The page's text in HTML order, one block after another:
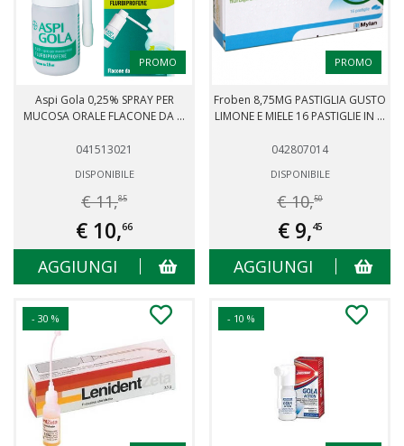
PROMO
Aspi Gola 0,25% SPRAY PER
MUCOSA ORALE FLACONE DA ...
041513021
DISPONIBILE
€ 11,85
€ 10,66
AGGIUNGI
PROMO
Froben 8,75MG PASTIGLIA GUSTO
LIMONE E MIELE 16 PASTIGLIE IN ...
042807014
DISPONIBILE
€ 10,50
€ 9,45
AGGIUNGI
- 30 % - 10 %